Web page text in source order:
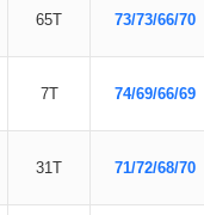
65T 73/73/66/70
7T 74/69/66/69
31T 71/72/68/70